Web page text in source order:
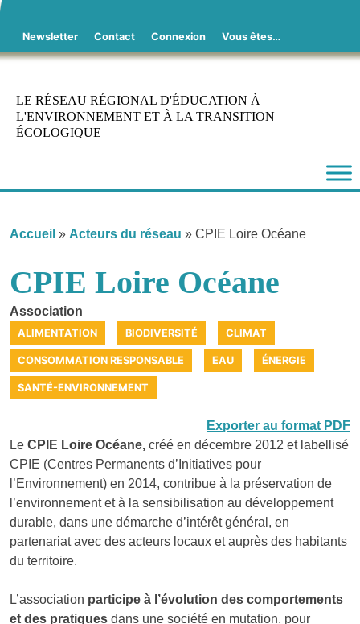
Skip
Newsletter Contact Connexion Vous êtes…
LE RÉSEAU RÉGIONAL D'ÉDUCATION À
L'ENVIRONNEMENT ET À LA TRANSITION
ÉCOLOGIQUE
Accueil » Acteurs du réseau » CPIE Loire Océane
CPIE Loire Océane
Association
ALIMENTATION BIODIVERSITÉ CLIMAT
CONSOMMATION RESPONSABLE EAU ÉNERGIE
SANTÉ-ENVIRONNEMENT
Exporter au format PDF
Le CPIE Loire Océane, créé en décembre 2012 et labellisé
CPIE (Centres Permanents d’Initiatives pour
l’Environnement) en 2014, contribue à la préservation de
l’environnement et à la sensibilisation au développement
durable, dans une démarche d’intérêt général, en
partenariat avec des acteurs locaux et auprès des habitants
du territoire.
L’association participe à l’évolution des comportements
et des pratiques dans une société en mutation, pour